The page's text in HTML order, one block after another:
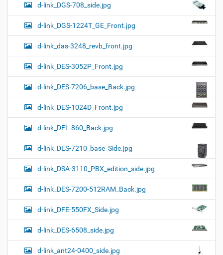
d-link_DGS-708_side.jpg
d-link_DGS-1224T_GE_Front.jpg
d-link_das-3248_revb_front.jpg
d-link_DES-3052P_Front.jpg
d-link_DES-7206_base_Back.jpg
d-link_DES-1024D_Front.jpg
d-link_DFL-860_Back.jpg
d-link_DES-7210_base_Side.jpg
d-link_DSA-3110_PBX_edition_side.jpg
d-link_DES-7200-512RAM_Back.jpg
d-link_DFE-550FX_Side.jpg
d-link_DES-6508_side.jpg
d-link_ant24-0400_side.jpg